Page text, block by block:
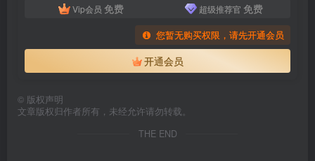
Vip会员 免费 超级推荐官 免费
您暂无购买权限，请先开通会员
开通会员
© 版权声明
文章版权归作者所有，未经允许请勿转载。
THE END